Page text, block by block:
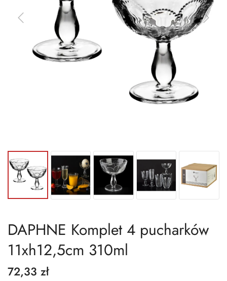
DAPHNE Komplet 4 pucharków
11xh12,5cm 310ml
72,33 zł